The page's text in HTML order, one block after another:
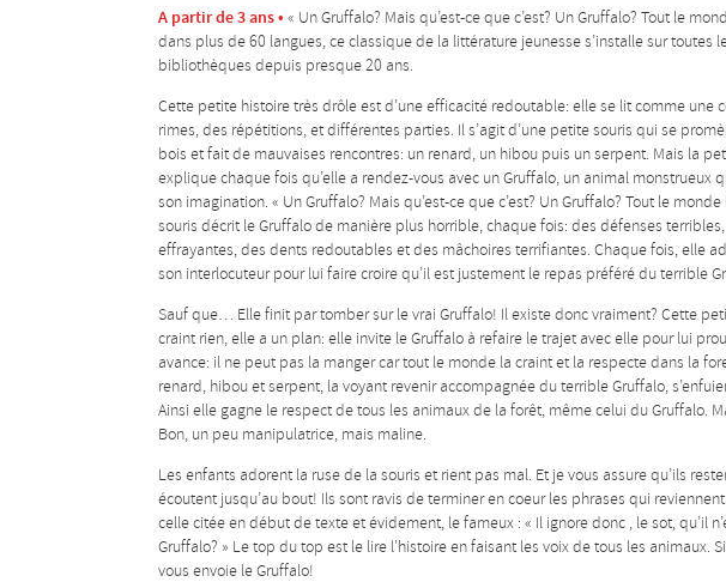
A partir de 3 ans • « Un Gruffalo? Mais qu’est-ce que c’est? Un Gruffalo? Tout le
dans plus de 60 langues, ce classique de la littérature jeunesse s’installe sur toutes
bibliothèques depuis presque 20 ans.
Cette petite histoire très drôle est d’une efficacité redoutable: elle se lit comme une
rimes, des répétitions, et différentes parties. Il s’agit d’une petite souris qui se
bois et fait de mauvaises rencontres: un renard, un hibou puis un serpent. Mais la
explique chaque fois qu’elle a rendez-vous avec un Gruffalo, un animal monstrueux
son imagination. « Un Gruffalo? Mais qu’est-ce que c’est? Un Gruffalo? Tout le
souris décrit le Gruffalo de manière plus horrible, chaque fois: des défenses
effrayantes, des dents redoutables et des mâchoires terrifiantes. Chaque fois, elle
son interlocuteur pour lui faire croire qu’il est justement le repas préféré du terrible
Sauf que… Elle finit par tomber sur le vrai Gruffalo! Il existe donc vraiment? Cette
craint rien, elle a un plan: elle invite le Gruffalo à refaire le trajet avec elle pour lui
avance: il ne peut pas la manger car tout le monde la craint et la respecte dans la
renard, hibou et serpent, la voyant revenir accompagnée du terrible Gruffalo,
Ainsi elle gagne le respect de tous les animaux de la forêt, même celui du Gruffalo.
Bon, un peu manipulatrice, mais maline.
Les enfants adorent la ruse de la souris et rient pas mal. Et je vous assure qu’ils
écoutent jusqu’au bout! Ils sont ravis de terminer en coeur les phrases qui
celle citée en début de texte et évidement, le fameux : « Il ignore donc , le sot, qu’il
Gruffalo? » Le top du top est le lire l’histoire en faisant les voix de tous les animaux.
vous envoie le Gruffalo!